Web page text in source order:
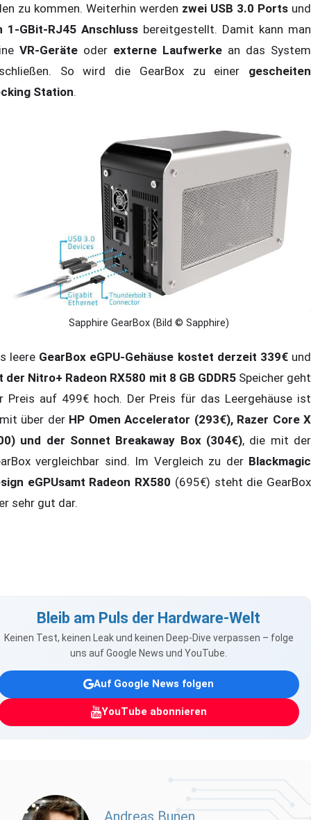
zu kommen. Weiterhin werden zwei USB 3.0 Ports und
1-GBit-RJ45 Anschluss bereitgestellt. Damit kann man
VR-Geräte oder externe Laufwerke an das System
So wird die GearBox zu einer gescheiten
Station.
Sapphire GearBox (Bild © Sapphire)
leere GearBox eGPU-Gehäuse kostet derzeit 339€und
der Nitro+ Radeon RX580 mit 8 GB GDDR5Speicher geht
Preis auf 499€ hoch. Der Preis für das Leergehäuse ist
über der HP Omen Accelerator (293€), Razer Core X
und der Sonnet Breakaway Box (304€), die mit der
vergleichbar sind. Im Vergleich zu der Blackmagic
eGPUsamt Radeon RX580 (695€) steht die GearBox
sehr gut dar.
Bleib am Puls der Hardware-Welt
Keinen Test, keinen Leak und keinen Deep-Dive verpassen – folge
uns auf Google News und YouTube.
Auf Google News folgen
YouTube abonnieren
Andreas Bunen